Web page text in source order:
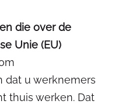
die over de
Unie (EU)
dat u werknemers
thuis werken. Dat